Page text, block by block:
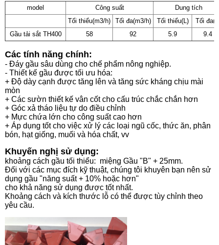
model Công suất
Dung tích
Tối thiểu(m3/h)
Tối đa(m3/h) Tối thiểu(L)
Tối
Gầu tải sắt TH400
58 92 5.9 9.4
Các tính năng chính:
- Đáy gầu sâu dùng cho chế phẩm nông nghiệp.
- Thiết kế gầu được tối ưu hóa:
+ Độ dày cạnh được tăng lên và tăng sức kháng chịu mài
mòn
+ Các sườn thiết kế vân cốt cho cấu trúc chắc chắn hơn
+ Góc xả tháo liệu tự do điều chỉnh
+ Mực chứa lớn cho công suất cao hơn
+ Áp dụng tốt cho việc xử lý các loại ngũ cốc, thức ăn, phân
bón, hạt giống, muối và hóa chất, vv
Khuyến nghị sử dụng:
khoảng cách gầu tối thiểu: miệng Gầu "B" + 25mm.
Đối với các mục đích kỹ thuật, chúng tôi khuyên bạn nên sử
dụng gầu "năng suất + 10% hoặc hơn"
cho khả năng sử dụng được tốt nhất.
Khoảng cách và kích thước lỗ có thể được tùy chỉnh theo
yêu cầu.